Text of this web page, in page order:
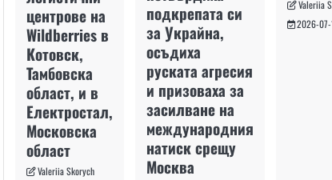
центрове на
Wildberries в
Котовск,
Тамбовска
област, и в
Електростал,
Московска
област
Valeriia Skorych
подкрепата си
за Украйна,
осъдиха
руската агресия
и призоваха за
засилване на
международния
натиск срещу
Москва
Valeriia
2026-07-